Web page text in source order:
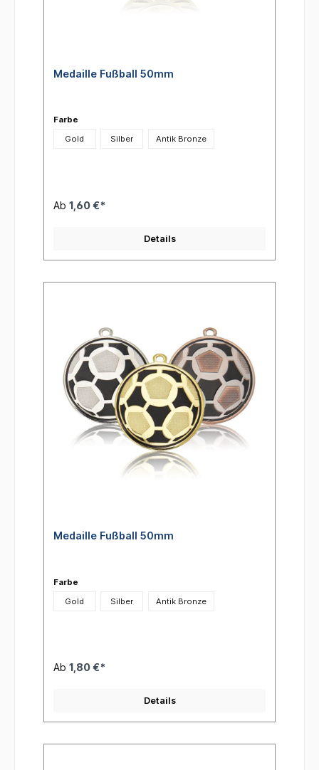
Medaille Fußball 50mm
Farbe
Gold
Silber Antik Bronze
Ab 1,60 €*
Details
Medaille Fußball 50mm
Farbe
Gold
Silber Antik Bronze
Ab 1,80 €*
Details